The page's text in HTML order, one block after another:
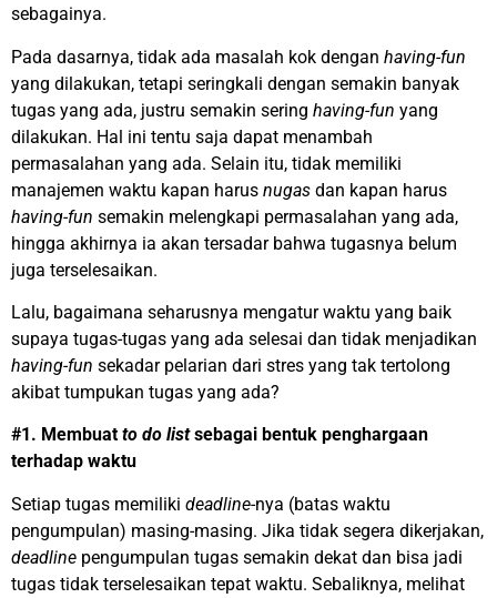
sebagainya.
Pada dasarnya, tidak ada masalah kok dengan having-fun
yang dilakukan, tetapi seringkali dengan semakin banyak
tugas yang ada, justru semakin sering having-fun yang
dilakukan. Hal ini tentu saja dapat menambah
permasalahan yang ada. Selain itu, tidak memiliki
manajemen waktu kapan harus nugas dan kapan harus
having-fun semakin melengkapi permasalahan yang ada,
hingga akhirnya ia akan tersadar bahwa tugasnya belum
juga terselesaikan.
Lalu, bagaimana seharusnya mengatur waktu yang baik
supaya tugas-tugas yang ada selesai dan tidak menjadikan
having-fun sekadar pelarian dari stres yang tak tertolong
akibat tumpukan tugas yang ada?
#1. Membuat to do listsebagai bentuk penghargaan
terhadap waktu
Setiap tugas memiliki deadline-nya (batas waktu
pengumpulan) masing-masing. Jika tidak segera dikerjakan,
deadline pengumpulan tugas semakin dekat dan bisa jadi
tugas tidak terselesaikan tepat waktu. Sebaliknya, melihat